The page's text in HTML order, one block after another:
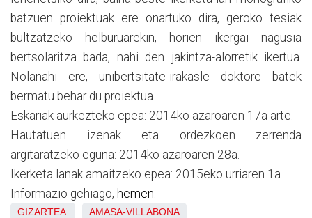
batzuen proiektuak ere onartuko dira, geroko tesiak
bultzatzeko helburuarekin, horien ikergai nagusia
bertsolaritza bada, nahi den jakintza-alorretik ikertua.
Nolanahi ere, unibertsitate-irakasle doktore batek
bermatu behar du proiektua.
Eskariak aurkezteko epea: 2014ko azaroaren 17a arte.
Hautatuen izenak eta ordezkoen zerrenda
argitaratzeko eguna: 2014ko azaroaren 28a.
Ikerketa lanak amaitzeko epea: 2015eko urriaren 1a.
Informazio gehiago, hemen
GIZARTEA AMASA-VILLABONA